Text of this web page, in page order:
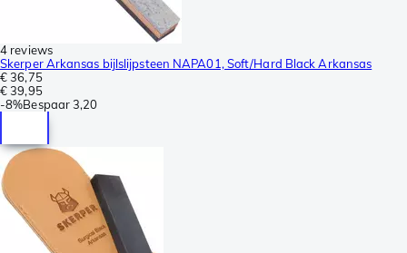
4 reviews
Skerper Arkansas bijlslijpsteen NAPA01, Soft/Hard Black Arkansas
€ 36,75
€ 39,95
-8%Bespaar3,20